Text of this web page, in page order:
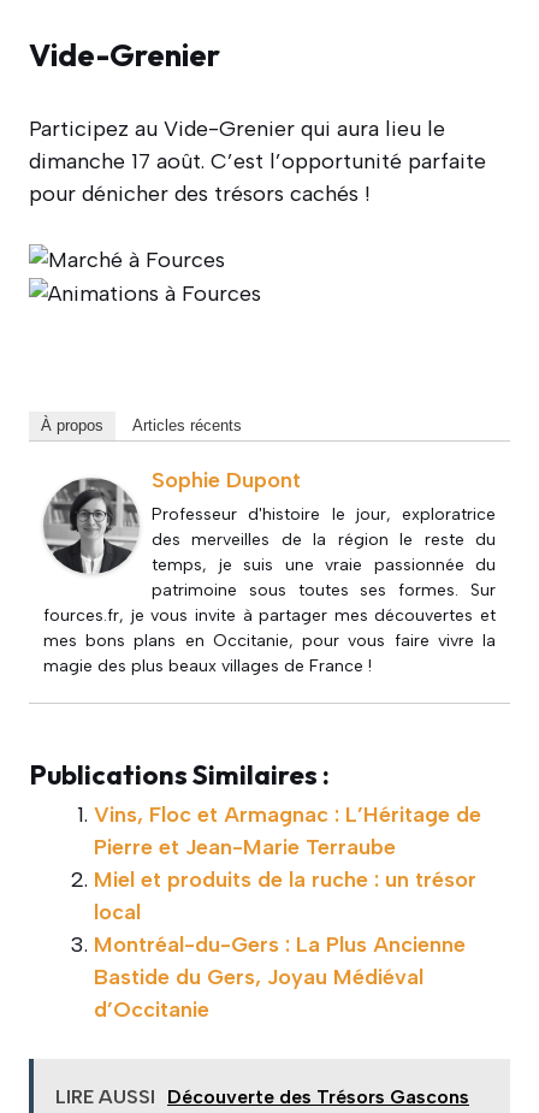
Vide-Grenier
Participez au Vide-Grenier qui aura lieu le
dimanche 17 août. C’est l’opportunité parfaite
pour dénicher des trésors cachés !
À propos Articles récents
Sophie Dupont
Professeur d'histoire le jour, exploratrice
des merveilles de la région le reste du
temps, je suis une vraie passionnée du
patrimoine sous toutes ses formes. Sur
fources.fr, je vous invite à partager mes découvertes et
mes bons plans en Occitanie, pour vous faire vivre la
magie des plus beaux villages de France !
Publications Similaires :
Vins, Floc et Armagnac : L’Héritage de
Pierre et Jean-Marie Terraube
Miel et produits de la ruche : un trésor
local
Montréal-du-Gers : La Plus Ancienne
Bastide du Gers, Joyau Médiéval
d’Occitanie
LIRE AUSSI Découverte des Trésors Gascons